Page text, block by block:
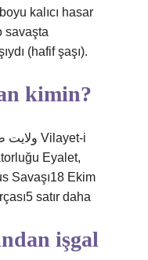
kalıcı hasar
savaşta
(hafif şaşı).
kimin?
Eyalet,
Savaşı18 Ekim
satır daha
işgal